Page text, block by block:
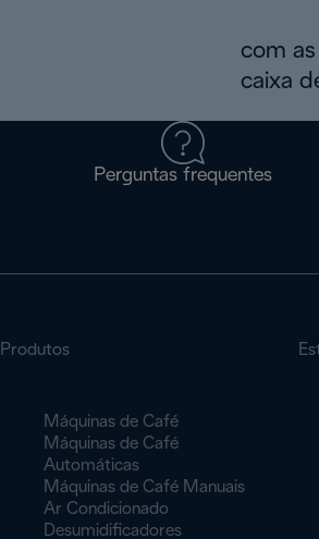
com
caixa
Perguntas frequentes
Produtos
Máquinas de Café
Máquinas de Café
Automáticas
Máquinas de Café Manuais
Ar Condicionado
Desumidificadores